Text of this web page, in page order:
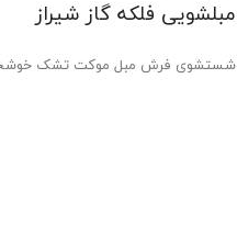
مبلشویی فلکه گاز شیراز
شستشوی فرش مبل موکت تشک